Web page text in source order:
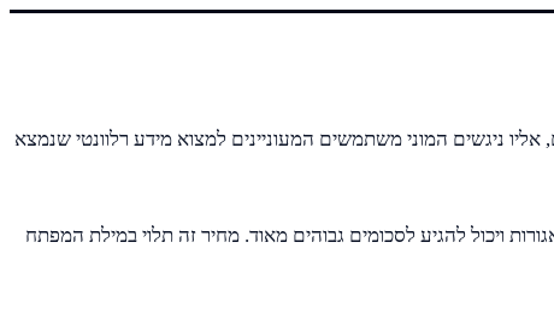
ניגשים המוני משתמשים המעוניינים למצוא מידע רלוונטי שנמצא
ויכול להגיע לסכומים גבוהים מאוד. מחיר זה תלוי במילת המפתח